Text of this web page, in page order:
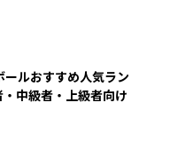
ルおすすめ人気ラン
中級者・上級者向け